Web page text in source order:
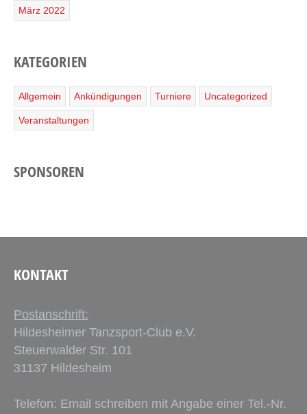
März 2022
KATEGORIEN
Allgemein Ankündigungen Turniere Uncategorized
Veranstaltungen
SPONSOREN
KONTAKT
Postanschrift:
Hildesheimer Tanzsport-Club e.V.
Steuerwalder Str. 101
31137 Hildesheim
Telefon: Email schreiben mit Angabe einer Tel.-Nr.